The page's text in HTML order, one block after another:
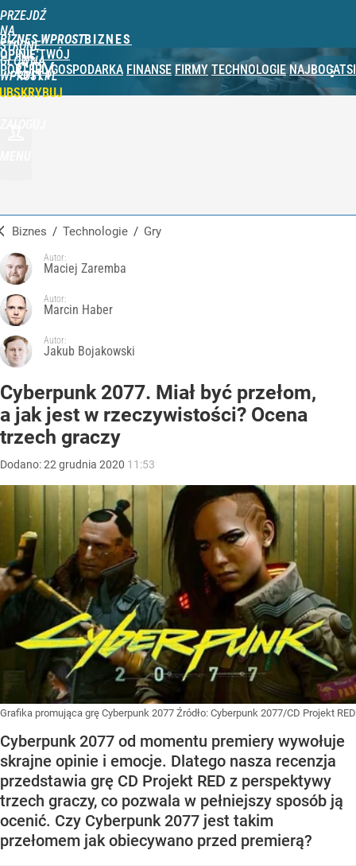
PRZEJDŹ
NA
STRONĘ
GŁÓWNĄ
WPROST.PL
BIZNES WPROST
OPINIE TWÓJ
PORTFEL GOSPODARKA FINANSE FIRMY TECHNOLOGIE NAJBOGATSI
GRY
Biznes / Technologie / Gry
Autor:
Maciej Zaremba
Autor:
Marcin Haber
Autor:
Jakub Bojakowski
Cyberpunk 2077. Miał być przełom,
a jak jest w rzeczywistości? Ocena
trzech graczy
Dodano:22 grudnia 2020 11:53
Grafika promująca grę Cyberpunk 2077 Źródło: Cyberpunk 2077/CD Projekt RED
Cyberpunk 2077 od momentu premiery wywołuje
skrajne opinie i emocje. Dlatego nasza recenzja
przedstawia grę CD Projekt RED z perspektywy
trzech graczy, co pozwala w pełniejszy sposób ją
ocenić. Czy Cyberpunk 2077 jest takim
przełomem jak obiecywano przed premierą?